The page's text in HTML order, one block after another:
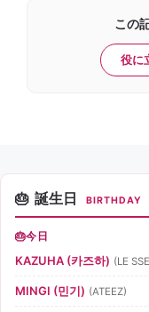
この
役に
誕生日 BIRTHDAY
今日
KAZUHA (카즈하) (LE
MINGI (민기) (ATEEZ)